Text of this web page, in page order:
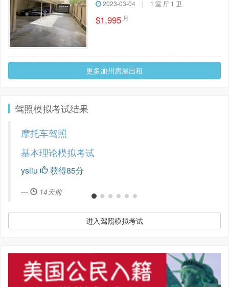
2023-03-04 | 1 室 厅 1 卫
$1,995 月
更多加州房屋出租
驾照模拟考试结果
摩托车驾照
基本理论模拟考试
ysliu 获得85分
14天前
进入驾照模拟考试